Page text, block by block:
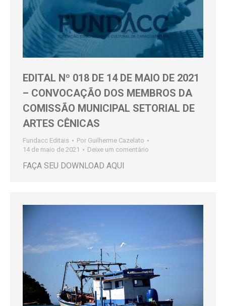
EDITAL Nº 018 DE 14 DE MAIO DE 2021
– CONVOCAÇÃO DOS MEMBROS DA
COMISSÃO MUNICIPAL SETORIAL DE
ARTES CÊNICAS
Fundacc Editais Por Guilherme Cazelato
14 de maio de 2021
Deixe um comentário
FAÇA SEU DOWNLOAD AQUI